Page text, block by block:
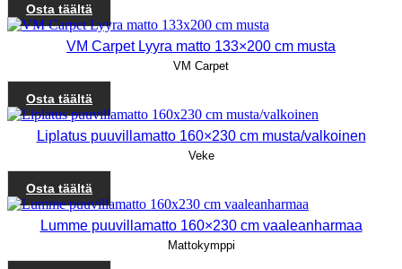
Osta täältä
VM Carpet Lyyra matto 133×200 cm musta
VM Carpet
Osta täältä
Liplatus puuvillamatto 160×230 cm musta/valkoinen
Veke
Osta täältä
Lumme puuvillamatto 160×230 cm vaaleanharmaa
Mattokymppi